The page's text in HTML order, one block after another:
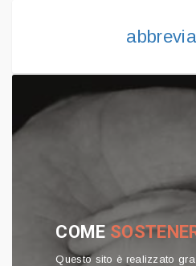
COME
Questo sito è realizzato